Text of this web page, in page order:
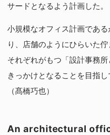
サードとなるよう計画した。
小規模なオフィス計画であ
り、店舗のようにひらいた
それぞれがもつ「設計事務
きっかけとなることを目指し
（髙橋巧也）
An architectural